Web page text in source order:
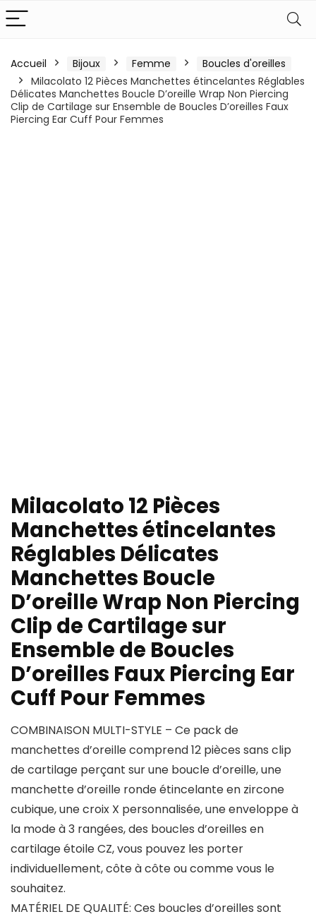
Accueil Bijoux Femme
Boucles d'oreilles
Milacolato 12 Pièces Manchettes étincelantes Réglables
Délicates Manchettes Boucle D’oreille Wrap Non Piercing
Clip de Cartilage sur Ensemble de Boucles D’oreilles Faux
Piercing Ear Cuff Pour Femmes
Milacolato 12 Pièces
Manchettes étincelantes
Réglables Délicates
Manchettes Boucle
D’oreille Wrap Non Piercing
Clip de Cartilage sur
Ensemble de Boucles
D’oreilles Faux Piercing Ear
Cuff Pour Femmes
COMBINAISON MULTI-STYLE – Ce pack de
manchettes d’oreille comprend 12 pièces sans clip
de cartilage perçant sur une boucle d’oreille, une
manchette d’oreille ronde étincelante en zircone
cubique, une croix X personnalisée, une enveloppe à
la mode à 3 rangées, des boucles d’oreilles en
cartilage étoile CZ, vous pouvez les porter
individuellement, côte à côte ou comme vous le
souhaitez.
MATÉRIEL DE QUALITÉ: Ces boucles d’oreilles sont